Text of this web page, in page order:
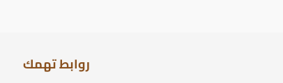
روابط تهمك